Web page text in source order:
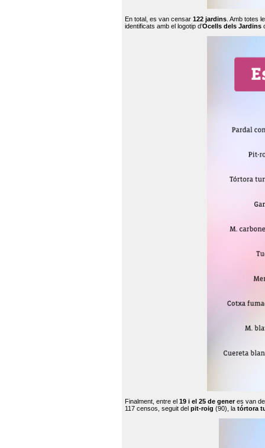
En total, es van censar 122 jardins . Amb totes
identificats amb el logotip d’Ocells dels Jardins
Finalment, entre el 19 i el 25 de generes van
117 censos, seguit del pit-roig (90), la tórtora